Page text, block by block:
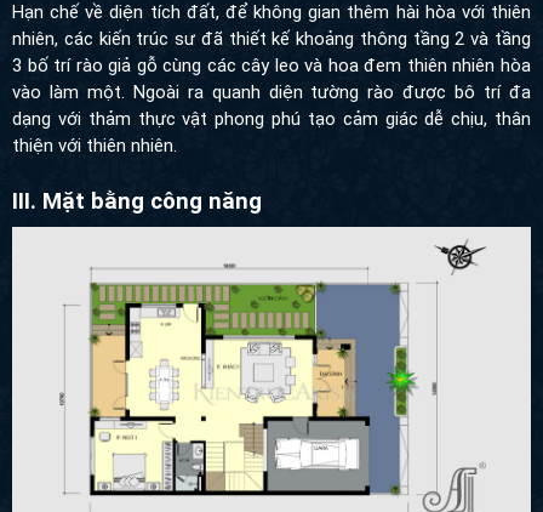
Hạn chế về diện tích đất, để không gian thêm hài hòa với thiên
nhiên, các kiến trúc sư đã thiết kế khoảng thông tầng 2 và tầng
3 bố trí rào giả gỗ cùng các cây leo và hoa đem thiên nhiên hòa
vào làm một. Ngoài ra quanh diện tường rào được bô trí đa
dạng với thảm thực vật phong phú tạo cảm giác dễ chịu, thân
thiện với thiên nhiên.
III. Mặt bằng công năng